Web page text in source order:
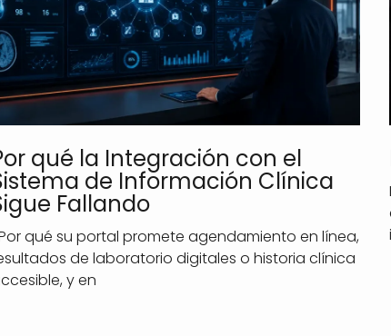
qué la Integración con el
de Información Clínica
Fallando
qué su portal promete agendamiento en línea,
de laboratorio digitales o historia clínica
y en